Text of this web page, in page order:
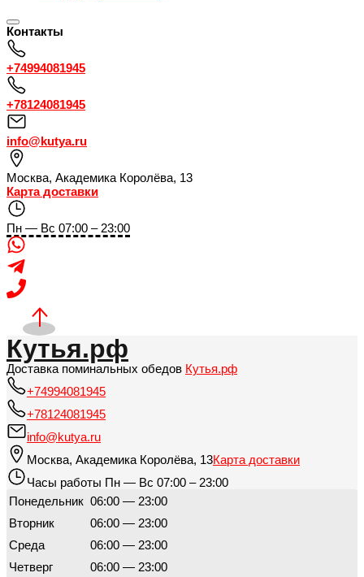
Контакты
+74994081945
+78124081945
info@kutya.ru
Москва, Академика Королёва, 13
Карта доставки
Пн — Вс 07:00 – 23:00
Кутья.рф
Доставка поминальных обедов Кутья.рф
+74994081945
+78124081945
info@kutya.ru
Москва, Академика Королёва, 13Карта доставки
Часы работы Пн — Вс 07:00 – 23:00
Понедельник 06:00 — 23:00
Вторник
06:00 — 23:00
Среда
06:00 — 23:00
Четверг
06:00 — 23:00